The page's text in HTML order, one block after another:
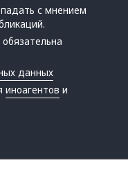
с мнением
данных
иноагентов и